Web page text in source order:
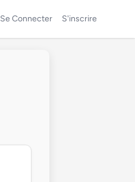
Se Connecter S'inscrire